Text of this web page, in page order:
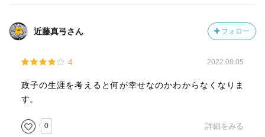
近藤真弓さん フォロー
4 2022.08.05
政子の生涯を考えると何が幸せなのかわからなくなりま
す。
0 詳細をみる